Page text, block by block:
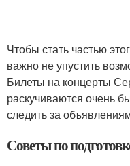
Чтобы стать частью
важно не упустить
Билеты на концерты
раскучиваются очень
следить за
Советы по